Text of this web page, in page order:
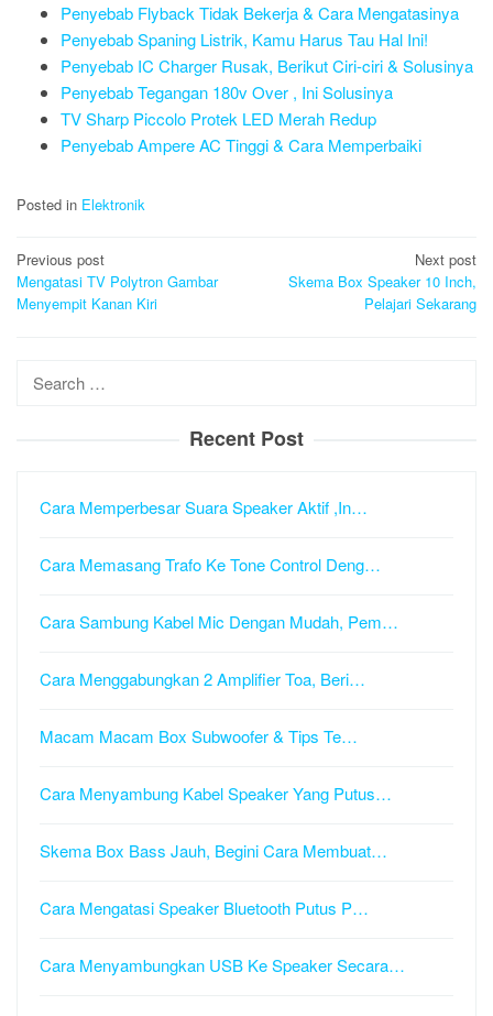
Penyebab Flyback Tidak Bekerja & Cara Mengatasinya
Penyebab Spaning Listrik, Kamu Harus Tau Hal Ini!
Penyebab IC Charger Rusak, Berikut Ciri-ciri & Solusinya
Penyebab Tegangan 180v Over , Ini Solusinya
TV Sharp Piccolo Protek LED Merah Redup
Penyebab Ampere AC Tinggi & Cara Memperbaiki
Posted in Elektronik
Post
navigation
Previous post
Mengatasi TV Polytron Gambar
Menyempit Kanan Kiri
Next post
Skema Box Speaker 10 Inch,
Pelajari Sekarang
Search
Recent Post
Cara Memperbesar Suara Speaker Aktif ,In…
Cara Memasang Trafo Ke Tone Control Deng…
Cara Sambung Kabel Mic Dengan Mudah, Pem…
Cara Menggabungkan 2 Amplifier Toa, Beri…
Macam Macam Box Subwoofer & Tips Te…
Cara Menyambung Kabel Speaker Yang Putus…
Skema Box Bass Jauh, Begini Cara Membuat…
Cara Mengatasi Speaker Bluetooth Putus P…
Cara Menyambungkan USB Ke Speaker Secara…